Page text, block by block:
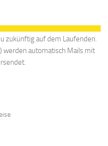
zukünftig auf dem Laufenden.
werden automatisch Mails mit